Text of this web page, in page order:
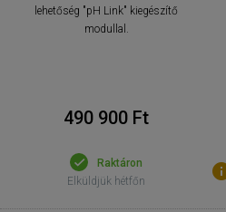
lehetőség "pH Link" kiegészítő
modullal.
490 900 Ft
Raktáron
Elküldjük hétfőn